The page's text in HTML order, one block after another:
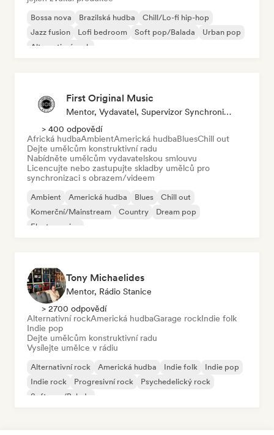
Bossa nova Brazilská hudba
Chill/Lo-fi hip-hop
Jazz fusion
Lofi bedroom Soft pop/Balada
Urban pop
Alternativní rock
First Original Music
Mentor, Vydavatel, Supervizor Synchronizace
> 400 odpovědí
Africká hudbaAmbientAmerická hudbaBluesChill out
Dejte umělcům konstruktivní radu
Nabídněte umělcům vydavatelskou smlouvu
Licencujte nebo zastupujte skladby umělců pro
synchronizaci s obrazem/videem
Ambient Americká hudba Blues
Chill out
Komerční/Mainstream
Country
Dream pop
Electro swing
Tony Michaelides
Mentor, Rádio Stanice
> 2700 odpovědí
Alternativní rockAmerická hudbaGarage rockIndie folk
Indie pop
Dejte umělcům konstruktivní radu
Vysílejte umělce v rádiu
Alternativní rock Americká hudba Indie folk
Indie pop
Indie rock
Progresivní rock
Psychedelický rock
Soft pop/Balada